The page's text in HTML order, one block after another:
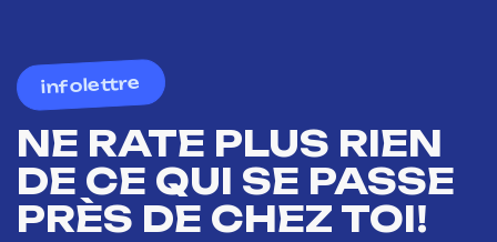
infolettre
NE RATE PLUS RIEN
DE CE QUI SE PASSE
PRÈS DE CHEZ TOI!